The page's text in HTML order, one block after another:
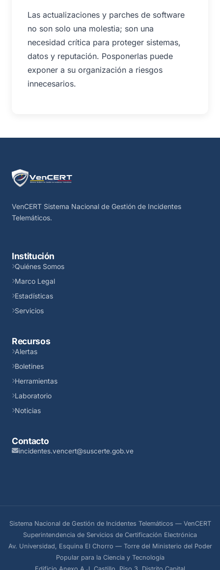
Las actualizaciones y parches de software
no son solo una molestia; son una
necesidad crítica para proteger sistemas,
datos y reputación. Posponerlas puede
exponer a su organización a riesgos
innecesarios.
VenCERT Sistema Nacional de Gestión de Incidentes
Telemáticos.
Institución
Quiénes Somos
Marco Legal
Estadísticas
Servicios
Recursos
Alertas
Boletines
Herramientas
Laboratorio
Noticias
Contacto
incidentes.vencert@suscerte.gob.ve
Sistema Nacional de Gestión de Incidentes Telemáticos — VenCERT
Superintendencia de Servicios de Certificación Electrónica
Av. Universidad, Esquina El Chorro — Torre del Ministerio del Poder
Popular para la Ciencia y Tecnología